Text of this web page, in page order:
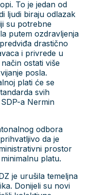
To je jedan od
ljudi biraju odlazak
su potrebne
putem ozdravljenja
drastično
i privrede u
ostati više
posla.
plati će se
svih
a Nermin
odbora
da je
prostor
platu.
je urušila temeljna
Donijeli su novi